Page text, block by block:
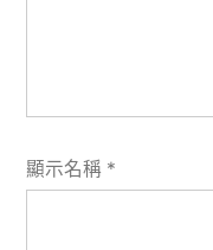
顯示名稱 *